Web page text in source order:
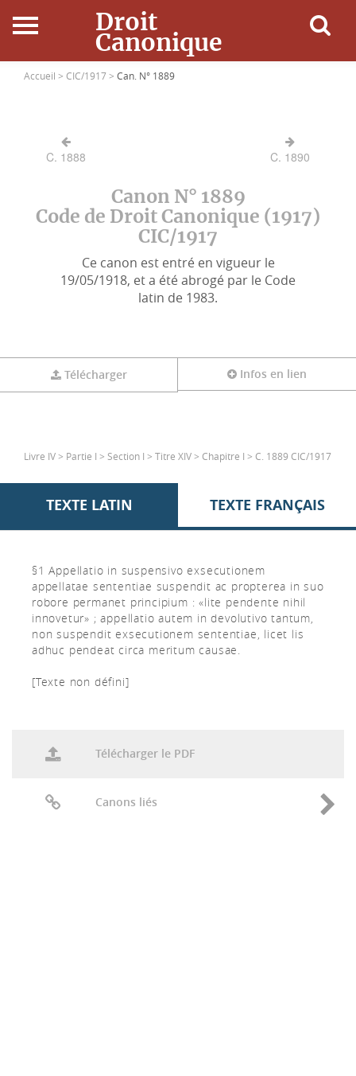
Droit
Canonique
Accueil
Ressources
Accueil > CIC/1917 > Can. N° 1889
C. 1888 C. 1890
Canon N° 1889
Code de Droit Canonique (1917)
CIC/1917
Ce canon est entré en vigueur le
19/05/1918, et a été abrogé par le Code
latin de 1983.
Télécharger Infos en lien
Livre IV > Partie I > Section I > Titre XIV > Chapitre I > C. 1889 CIC/1917
TEXTE LATIN TEXTE FRANÇAIS
§1 Appellatio in suspensivo exsecutionem
appellatae sententiae suspendit ac propterea in suo
robore permanet principium : «lite pendente nihil
innovetur» ; appellatio autem in devolutivo tantum,
non suspendit exsecutionem sententiae, licet lis
adhuc pendeat circa meritum causae.
[Texte non défini]
Télécharger le PDF
Canons liés